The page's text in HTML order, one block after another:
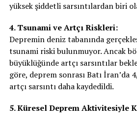
yüksek şiddetli sarsıntılardan biri
4. Tsunami ve Artçı Riskleri:
Depremin deniz tabanında
tsunami riski bulunmuyor. Ancak
büyüklüğünde artçı sarsıntılar
göre, deprem sonrası Batı İran’da
artçı sarsıntı daha kaydedildi.
5. Küresel Deprem Aktivitesiyle